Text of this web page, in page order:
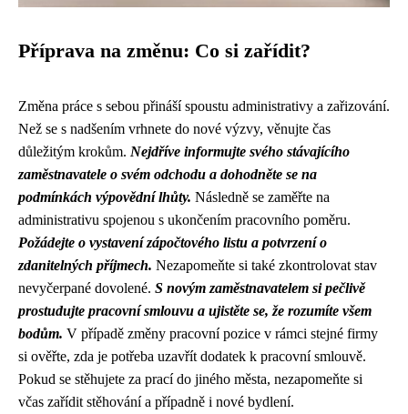
Příprava na změnu: Co si zařídit?
Změna práce s sebou přináší spoustu administrativy a zařizování.
Než se s nadšením vrhnete do nové výzvy, věnujte čas
důležitým krokům. Nejdříve informujte svého stávajícího
zaměstnavatele o svém odchodu a dohodněte se na
podmínkách výpovědní lhůty. Následně se zaměřte na
administrativu spojenou s ukončením pracovního poměru.
Požádejte o vystavení zápočtového listu a potvrzení o
zdanitelných příjmech. Nezapomeňte si také zkontrolovat stav
nevyčerpané dovolené. S novým zaměstnavatelem si pečlivě
prostudujte pracovní smlouvu a ujistěte se, že rozumíte všem
bodům. V případě změny pracovní pozice v rámci stejné firmy
si ověřte, zda je potřeba uzavřít dodatek k pracovní smlouvě.
Pokud se stěhujete za prací do jiného města, nezapomeňte si
včas zařídit stěhování a případně i nové bydlení.